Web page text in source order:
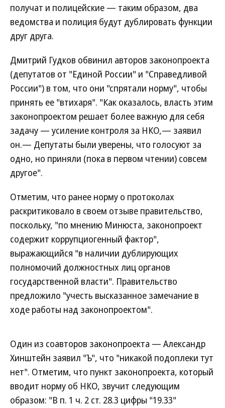
получат и полицейские — таким образом, два
ведомства и полиция будут дублировать функции
друг друга.
Дмитрий Гудков обвинил авторов законопроекта
(депутатов от "Единой России" и "Справедливой
России") в том, что они "спрятали норму", чтобы
принять ее "втихаря". "Как оказалось, власть этим
законопроектом решает более важную для себя
задачу — усиление контроля за НКО,— заявил
он.— Депутаты были уверены, что голосуют за
одно, но приняли (пока в первом чтении) совсем
другое".
Отметим, что ранее норму о протоколах
раскритиковало в своем отзыве правительство,
поскольку, "по мнению Минюста, законопроект
содержит коррупциогенный фактор",
выражающийся "в наличии дублирующих
полномочий должностных лиц органов
государственной власти". Правительство
предложило "учесть высказанное замечание в
ходе работы над законопроектом".
Один из соавторов законопроекта — Александр
Хинштейн заявил "Ъ", что "никакой подоплеки тут
нет". Отметим, что пункт законопроекта, который
вводит норму об НКО, звучит следующим
образом: "В п. 1 ч. 2 ст. 28.3 цифры "19.33"